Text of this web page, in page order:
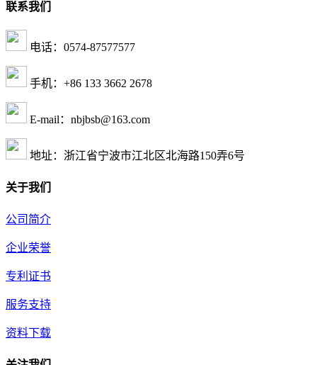
联系我们
电话：0574-87577577
手机：+86 133 3662 2678
E-mail：nbjbsb@163.com
地址：浙江省宁波市江北区北海路150弄6号
关于我们
公司简介
企业荣誉
专利证书
服务支持
资料下载